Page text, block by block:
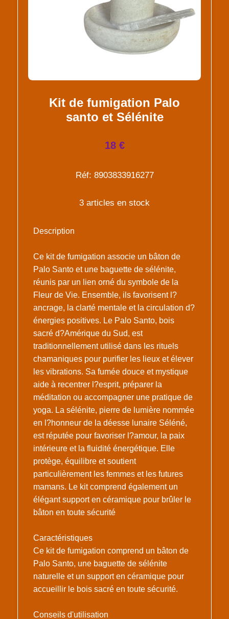
Kit de fumigation Palo
santo et Sélénite
18 €
Réf: 8903833916277
3 articles en stock
Description
Ce kit de fumigation associe un bâton de
Palo Santo et une baguette de sélénite,
réunis par un lien orné du symbole de la
Fleur de Vie. Ensemble, ils favorisent l?
ancrage, la clarté mentale et la circulation d?
énergies positives. Le Palo Santo, bois
sacré d?Amérique du Sud, est
traditionnellement utilisé dans les rituels
chamaniques pour purifier les lieux et élever
les vibrations. Sa fumée douce et mystique
aide à recentrer l?esprit, préparer la
méditation ou accompagner une pratique de
yoga. La sélénite, pierre de lumière nommée
en l?honneur de la déesse lunaire Séléné,
est réputée pour favoriser l?amour, la paix
intérieure et la fluidité énergétique. Elle
protège, équilibre et soutient
particulièrement les femmes et les futures
mamans. Le kit comprend également un
élégant support en céramique pour brûler le
bâton en toute sécurité
Caractéristiques
Ce kit de fumigation comprend un bâton de
Palo Santo, une baguette de sélénite
naturelle et un support en céramique pour
accueillir le bois sacré en toute sécurité.
Conseils d'utilisation